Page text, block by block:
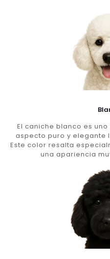
El caniche blanco es
aspecto puro y elegante
Este color resalta
una apariencia